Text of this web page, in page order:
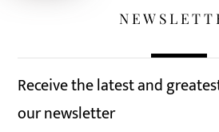
Receive the latest and
our newsletter